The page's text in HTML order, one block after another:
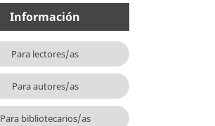
Información
Para lectores/as
Para autores/as
Para bibliotecarios/as